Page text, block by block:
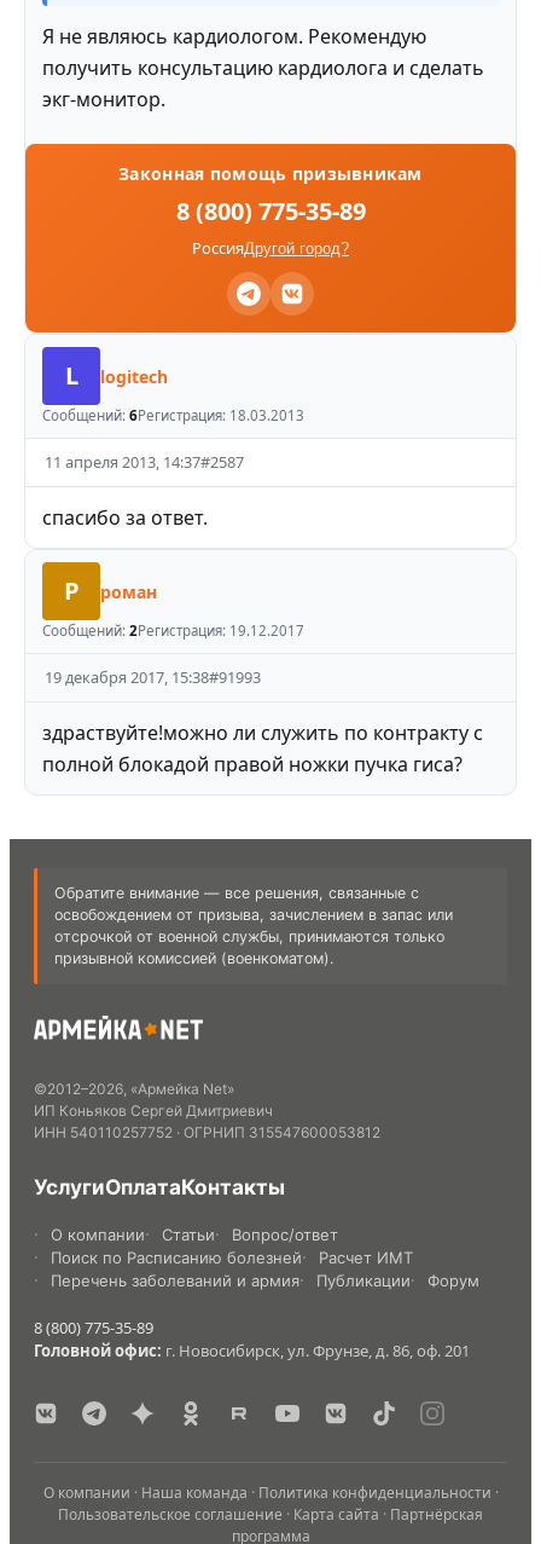
Я не являюсь кардиологом. Рекомендую
получить консультацию кардиолога и сделать
экг-монитор.
Законная помощь призывникам
8 (800) 775-35-89
РоссияДругой город?
L logitech
Сообщений: 6Регистрация: 18.03.2013
11 апреля 2013, 14:37#2587
спасибо за ответ.
Р роман
Сообщений: 2Регистрация: 19.12.2017
19 декабря 2017, 15:38#91993
здраствуйте!можно ли служить по контракту с
полной блокадой правой ножки пучка гиса?
Обратите внимание — все решения, связанные с
освобождением от призыва, зачислением в запас или
отсрочкой от военной службы, принимаются только
призывной комиссией (военкоматом).
©2012–2026, «Армейка Net»
ИП Коньяков Сергей Дмитриевич
ИНН 540110257752 · ОГРНИП 315547600053812
УслугиОплатаКонтакты
О компании Статьи
Вопрос/ответ
Поиск по Расписанию болезней
Расчет ИМТ
Перечень заболеваний и армия
Публикации Форум
8 (800) 775-35-89
Головной офис: г. Новосибирск, ул. Фрунзе, д. 86, оф. 201
О компании · Наша команда · Политика конфиденциальности ·
Пользовательское соглашение · Карта сайта · Партнёрская
программа